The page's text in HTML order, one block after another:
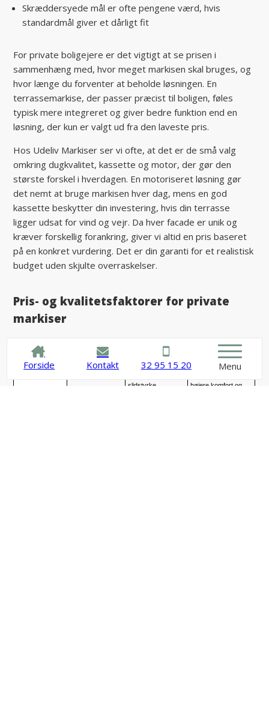
Forside Kontakt 32 95 15 20 Menu
Skræddersyede mål er ofte pengene værd, hvis
standardmål giver et dårligt fit
For private boligejere er det vigtigt at se prisen i
sammenhæng med, hvor meget markisen skal bruges, og
hvor længe du forventer at beholde løsningen. En
terrassemarkise, der passer præcist til boligen, føles
typisk mere integreret og giver bedre funktion end en
løsning, der kun er valgt ud fra den laveste pris.
Hos Udeliv Markiser ser vi ofte, at det er de små valg
omkring dugkvalitet, kassette og motor, der gør den
største forskel i hverdagen. En motoriseret løsning gør
det nemt at bruge markisen hver dag, mens en god
kassette beskytter din investering, hvis din terrasse
ligger udsat for vind og vejr. Da hver facade er unik og
kræver forskellig forankring, giver vi altid en pris baseret
på en konkret vurdering. Det er din garanti for et realistisk
budget uden skjulte overraskelser.
Pris- og kvalitetsfaktorer for private
markiser
Faktor
investering
investering
Højere investering
slidstyrke.
højere komfort og